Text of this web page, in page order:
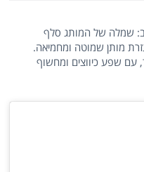
שמלה של המותג סלף
מותן שמוטה ומחמיאה.
עם שפע כיווצים ומחשוף